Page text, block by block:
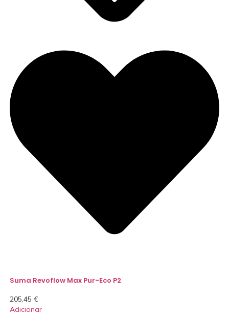
Suma Revoflow Max Pur-Eco P2
205,45 €
Adicionar